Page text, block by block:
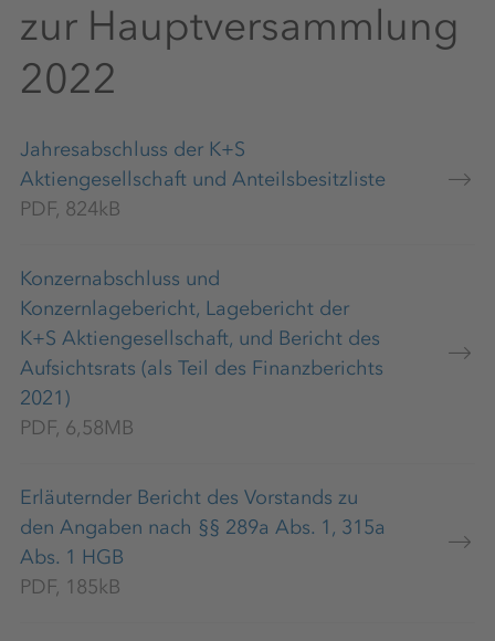
zur Hauptversammlung
2022
Jahresabschluss der K+S
Aktiengesellschaft und Anteilsbesitzliste
PDF, 824kB
Konzernabschluss und
Konzernlagebericht, Lagebericht der
K+S Aktiengesellschaft, und Bericht des
Aufsichtsrats (als Teil des Finanzberichts
2021)
PDF, 6,58MB
Erläuternder Bericht des Vorstands zu
den Angaben nach §§ 289a Abs. 1, 315a
Abs. 1 HGB
PDF, 185kB